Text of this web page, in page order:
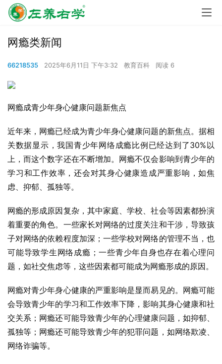
网瘾类新闻
66218535 2025年6月11日 下午3:32 教育百科 阅读 6
网瘾成青少年身心健康问题新焦点
近年来，网瘾已经成为青少年身心健康问题的新焦点。据相
关数据显示，我国青少年网络成瘾比例已经达到了30%以
上，而这个数字还在不断增加。网瘾不仅会影响到青少年的
学习和工作效率，还会对其身心健康造成严重影响，如焦
虑、抑郁、孤独等。
网瘾的形成原因复杂，其中家庭、学校、社会等因素都扮演
着重要的角色。一些家长对网络的过度关注和干涉，导致孩
子对网络的依赖程度加深；一些学校对网络的管理不当，也
可能导致学生网络成瘾；一些青少年自身也存在着心理问
题，如社交焦虑等，这些因素都可能成为网瘾形成的原因。
网瘾对青少年身心健康的严重影响是显而易见的。网瘾可能
会导致青少年的学习和工作效率下降，影响其身心健康和社
交关系；网瘾还可能导致青少年的心理健康问题，如抑郁、
孤独等；网瘾还可能导致青少年的犯罪问题，如网络欺凌、
网络诈骗等。